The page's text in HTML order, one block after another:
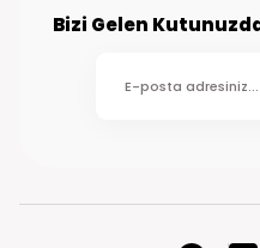
Bizi Gelen